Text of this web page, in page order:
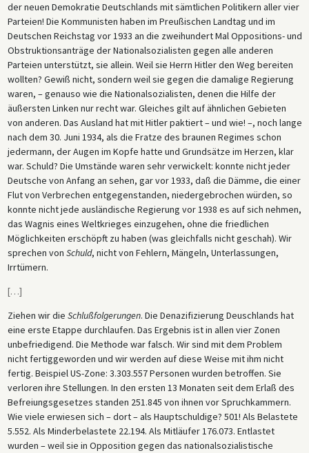
der neuen Demokratie Deutschlands mit sämtlichen Politikern aller vier
Parteien! Die Kommunisten haben im Preußischen Landtag und im
Deutschen Reichstag vor 1933 an die zweihundert Mal Oppositions- und
Obstruktionsanträge der Nationalsozialisten gegen alle anderen
Parteien unterstützt, sie allein. Weil sie Herrn Hitler den Weg bereiten
wollten? Gewiß nicht, sondern weil sie gegen die damalige Regierung
waren, – genauso wie die Nationalsozialisten, denen die Hilfe der
äußersten Linken nur recht war. Gleiches gilt auf ähnlichen Gebieten
von anderen. Das Ausland hat mit Hitler paktiert – und wie! –, noch lange
nach dem 30. Juni 1934, als die Fratze des braunen Regimes schon
jedermann, der Augen im Kopfe hatte und Grundsätze im Herzen, klar
war. Schuld? Die Umstände waren sehr verwickelt: konnte nicht jeder
Deutsche von Anfang an sehen, gar vor 1933, daß die Dämme, die einer
Flut von Verbrechen entgegenstanden, niedergebrochen würden, so
konnte nicht jede ausländische Regierung vor 1938 es auf sich nehmen,
das Wagnis eines Weltkrieges einzugehen, ohne die friedlichen
Möglichkeiten erschöpft zu haben (was gleichfalls nicht geschah). Wir
sprechen von Schuld, nicht von Fehlern, Mängeln, Unterlassungen,
Irrtümern.
[…]
Ziehen wir die Schlußfolgerungen. Die Denazifizierung Deuschlands hat
eine erste Etappe durchlaufen. Das Ergebnis ist in allen vier Zonen
unbefriedigend. Die Methode war falsch. Wir sind mit dem Problem
nicht fertiggeworden und wir werden auf diese Weise mit ihm nicht
fertig. Beispiel US-Zone: 3.303.557 Personen wurden betroffen. Sie
verloren ihre Stellungen. In den ersten 13 Monaten seit dem Erlaß des
Befreiungsgesetzes standen 251.845 von ihnen vor Spruchkammern.
Wie viele erwiesen sich – dort – als Hauptschuldige? 501! Als Belastete
5.552. Als Minderbelastete 22.194. Als Mitläufer 176.073. Entlastet
wurden – weil sie in Opposition gegen das nationalsozialistische